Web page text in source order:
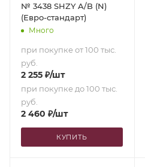
№ 3438 SHZY A/B (N)
(Евро-стандарт)
Много
при покупке от 100 тыс.
руб.
2 255 ₽/шт
при покупке до 100 тыс.
руб.
2 460 ₽/шт
КУПИТЬ